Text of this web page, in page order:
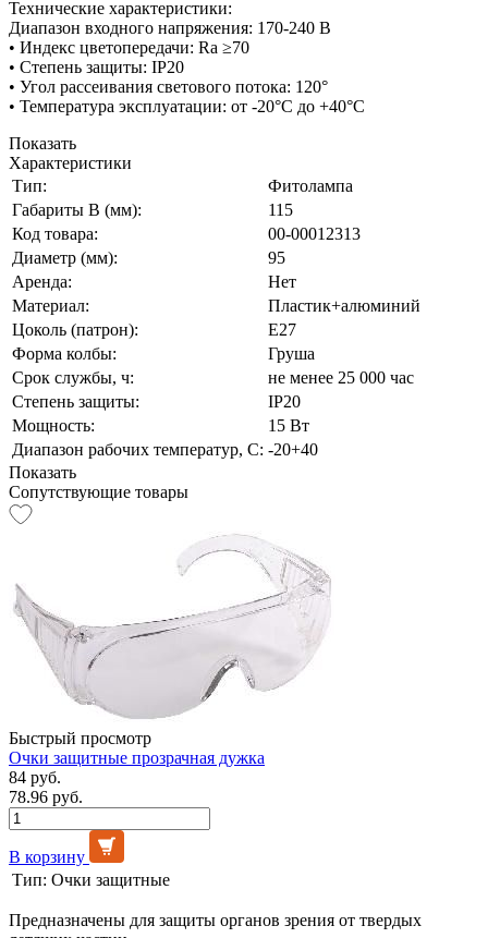
Технические характеристики:
Диапазон входного напряжения: 170-240 В
• Индекс цветопередачи: Ra ≥70
• Степень защиты: IP20
• Угол рассеивания светового потока: 120°
• Температура эксплуатации: от -20°С до +40°С
Показать
Характеристики
Тип:
Фитолампа
Габариты В (мм):
115
Код товара:
00-00012313
Диаметр (мм):
95
Аренда:
Нет
Материал:
Пластик+алюминий
Цоколь (патрон):
Е27
Форма колбы:
Груша
Срок службы, ч:
не менее 25 000 час
Степень защиты:
IP20
Мощность:
15 Вт
Диапазон рабочих температур, С: -20+40
Показать
Сопутствующие товары
Быстрый просмотр
Очки защитные прозрачная дужка
84 руб.
78.96 руб.
В корзину
Тип: Очки защитные
Предназначены для защиты органов зрения от твердых